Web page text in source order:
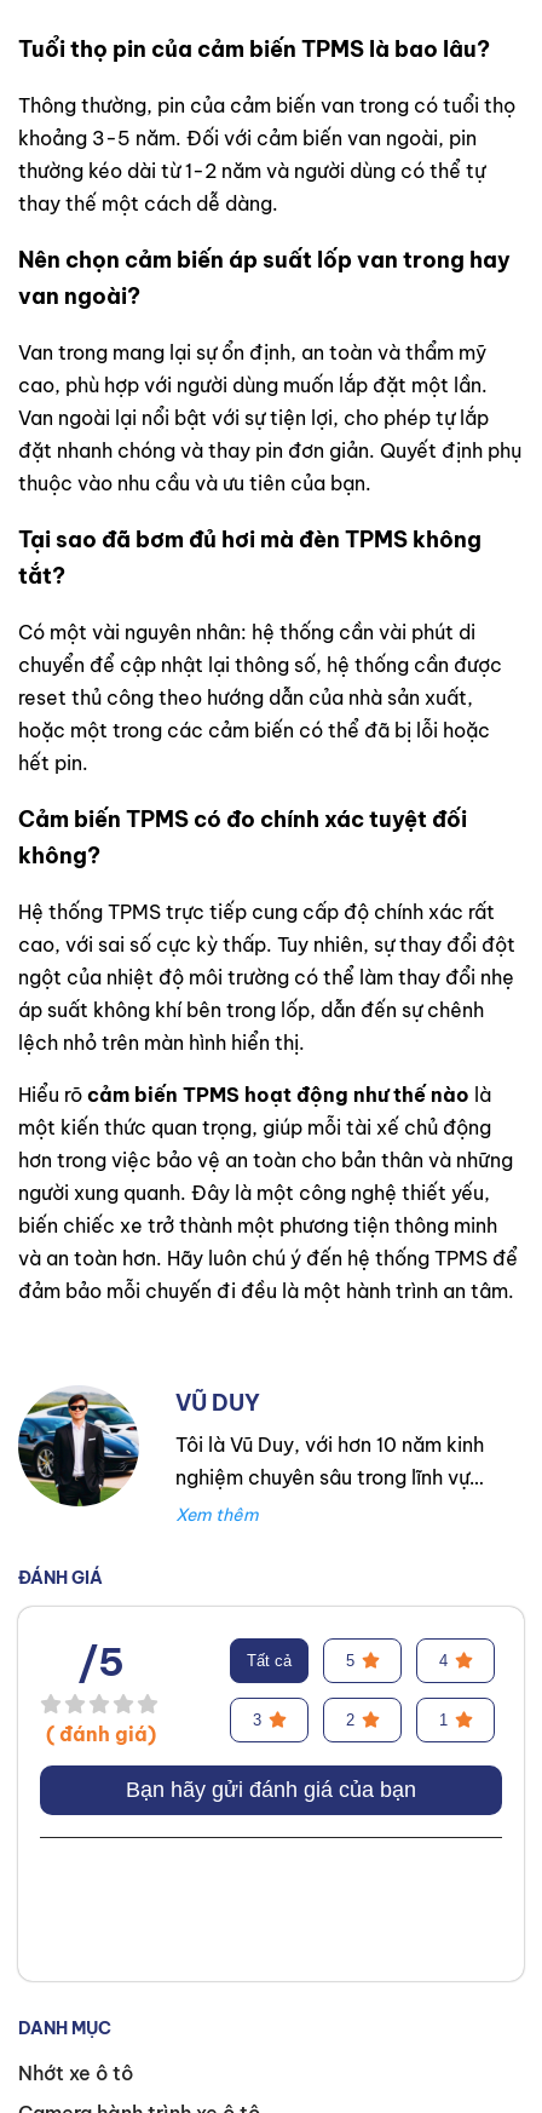
Tuổi thọ pin của cảm biến TPMS là bao lâu?
Thông thường, pin của cảm biến van trong có tuổi thọ
khoảng 3-5 năm. Đối với cảm biến van ngoài, pin
thường kéo dài từ 1-2 năm và người dùng có thể tự
thay thế một cách dễ dàng.
Nên chọn cảm biến áp suất lốp van trong hay
van ngoài?
Van trong mang lại sự ổn định, an toàn và thẩm mỹ
cao, phù hợp với người dùng muốn lắp đặt một lần.
Van ngoài lại nổi bật với sự tiện lợi, cho phép tự lắp
đặt nhanh chóng và thay pin đơn giản. Quyết định phụ
thuộc vào nhu cầu và ưu tiên của bạn.
Tại sao đã bơm đủ hơi mà đèn TPMS không
tắt?
Có một vài nguyên nhân: hệ thống cần vài phút di
chuyển để cập nhật lại thông số, hệ thống cần được
reset thủ công theo hướng dẫn của nhà sản xuất,
hoặc một trong các cảm biến có thể đã bị lỗi hoặc
hết pin.
Cảm biến TPMS có đo chính xác tuyệt đối
không?
Hệ thống TPMS trực tiếp cung cấp độ chính xác rất
cao, với sai số cực kỳ thấp. Tuy nhiên, sự thay đổi đột
ngột của nhiệt độ môi trường có thể làm thay đổi nhẹ
áp suất không khí bên trong lốp, dẫn đến sự chênh
lệch nhỏ trên màn hình hiển thị.
Hiểu rõ cảm biến TPMS hoạt động như thế nào là
một kiến thức quan trọng, giúp mỗi tài xế chủ động
hơn trong việc bảo vệ an toàn cho bản thân và những
người xung quanh. Đây là một công nghệ thiết yếu,
biến chiếc xe trở thành một phương tiện thông minh
và an toàn hơn. Hãy luôn chú ý đến hệ thống TPMS để
đảm bảo mỗi chuyến đi đều là một hành trình an tâm.
VŨ DUY
Tôi là Vũ Duy, với hơn 10 năm kinh
nghiệm chuyên sâu trong lĩnh vực
lốp xe. Trong suốt thời gian đó,
viên lốp xe, chuyên lắp ráp và
cân bằng lốp hiệu suất cao.
Trước đó, tôi đã tích lũy kinh
nghiệm tại hãng Mercedes với vai
trò kỹ sư Công Nghệ Ô Tô. Tôi tự
hào đã tư vấn thành công cho
hơn 3000+ khách hàng, giúp họ
lựa chọn được loại lốp phù hợp,
suất tối ưu cho từng điều kiện lái
ĐÁNH GIÁ
/5
( đánh giá)
Tất cả 5 4
3 2 1
Bạn hãy gửi đánh giá của bạn
DANH MỤC
Nhớt xe ô tô